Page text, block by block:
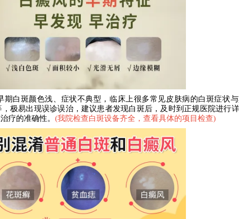
斑颜色浅、症状不典型，临床上很多常见皮肤病的白斑症状与
极易出现误诊误治，建议患者发现白斑后，及时到正规医院进行
疗的准确性。 (我院检查白斑设备齐全，查看具体的项目检查)